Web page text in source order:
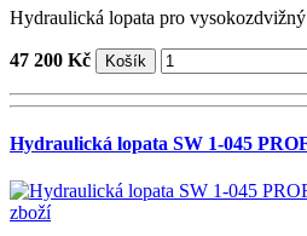
Hydraulická lopata pro
47 200 Kč
Hydraulická lopata SW 1-045